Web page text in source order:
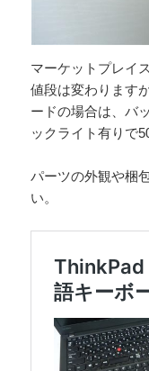
マーケットプレイ
値段は変わります
ードの場合は、バ
ックライト有りで
パーツの外観や梱
い。